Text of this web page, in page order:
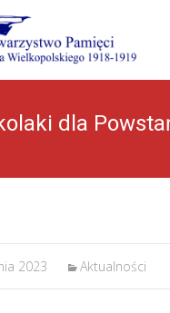
dla
2023 Aktualności